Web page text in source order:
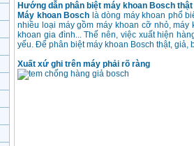
Hướng dẫn phân biệt máy khoan Bosch
Máy khoan Bosch là dòng máy khoan phổ
nhiều loại máy gồm máy khoan cỡ nhỏ,
khoan gia đình... Thế nên, việc xuất hiện
yếu. Để phân biệt máy khoan Bosch thật, giả,
Xuất xứ ghi trên máy phải rõ ràng